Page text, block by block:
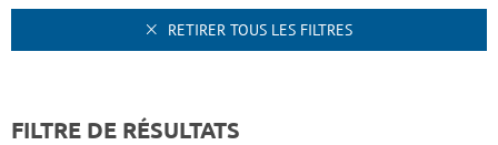
RETIRER TOUS LES FILTRES
FILTRE DE RÉSULTATS